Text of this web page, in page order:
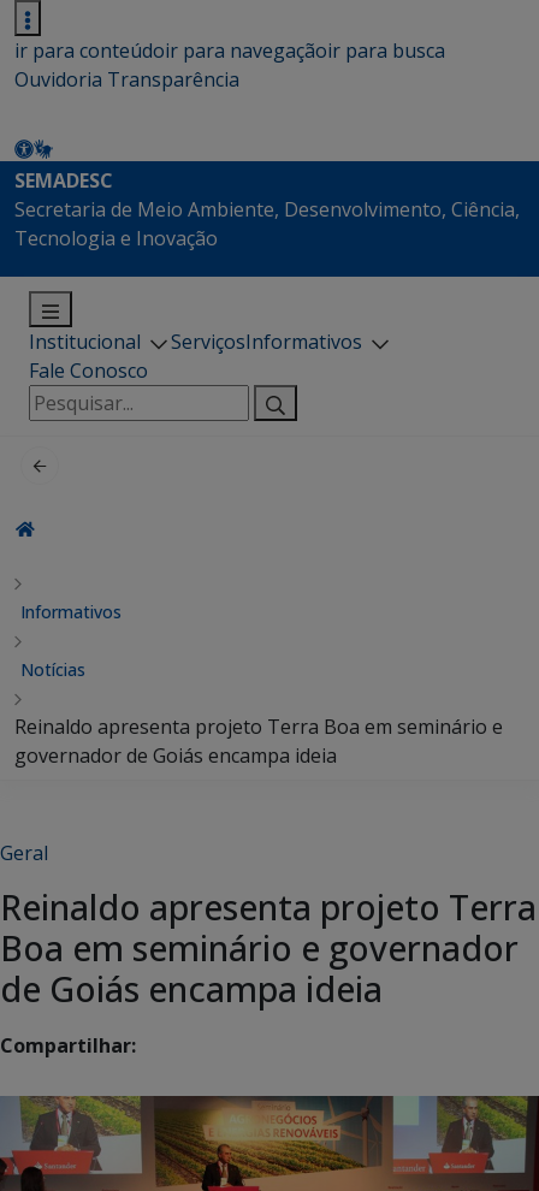
ir para conteúdoir para navegaçãoir para busca
Ouvidoria Transparência
SEMADESC
Secretaria de Meio Ambiente, Desenvolvimento, Ciência,
Tecnologia e Inovação
Institucional ServiçosInformativos
Fale Conosco
Pesquisar
por:
Informativos
Notícias
Reinaldo apresenta projeto Terra Boa em seminário e
governador de Goiás encampa ideia
Geral
Reinaldo apresenta projeto Terra
Boa em seminário e governador
de Goiás encampa ideia
Compartilhar: